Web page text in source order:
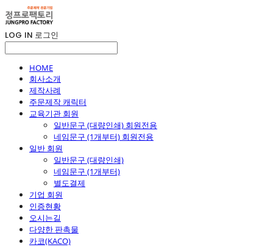
LOG IN 로그인
HOME
회사소개
제작사례
주문제작 캐릭터
교육기관 회원
일반문구 (대량인쇄) 회원전용
네임문구 (1개부터) 회원전용
일반 회원
일반문구 (대량인쇄)
네임문구 (1개부터)
별도결제
기업 회원
인증현황
오시는길
다양한 판촉물
카코(KACO)